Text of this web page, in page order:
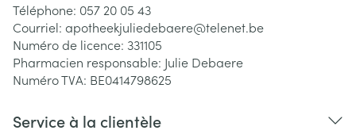
Téléphone: 057 20 05 43
Courriel: apotheekjuliedebaere@telenet.be
Numéro de licence: 331105
Pharmacien responsable: Julie Debaere
Numéro TVA: BE0414798625
Service à la clientèle